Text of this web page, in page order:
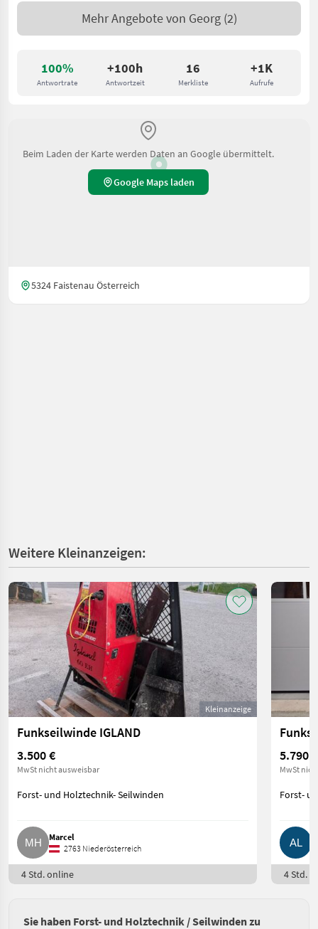
100%
Antwortrate
+100h
Antwortzeit
16
Merkliste
+1K
Aufrufe
Mehr Angebote von Georg (2)
Beim Laden der Karte werden Daten an Google übermittelt.
Google Maps laden
5324 Faistenau Österreich
Weitere Kleinanzeigen:
Kleinanzeige
Funkseilwinde IGLAND
3.500 €
MwSt nicht ausweisbar
Forst- und Holztechnik- Seilwinden
Marcel
2763 Niederösterreich
4 Std. online
5.790 €
MwSt
Forst-
4 Std.
Sie haben Forst- und Holztechnik / Seilwinden zu